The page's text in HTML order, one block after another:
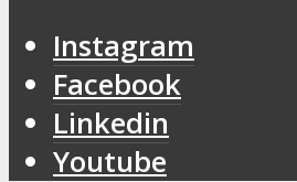
Instagram
Facebook
Linkedin
Youtube